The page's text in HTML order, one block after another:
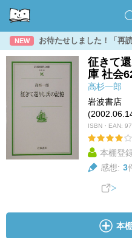
NEW お待たせしました！「再
征きて
庫 社会
高杉一郎
岩波書店
ISBN・EAN:
本棚登
感想: 3
本